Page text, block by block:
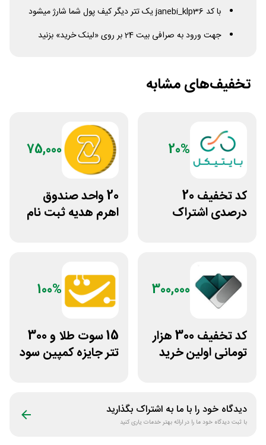
با کد janebi_klp36 یک تتر دیگر کیف پول شما شارژ میشود
جهت ورود به صرافی بیت 24 بر روی «لینک خرید» بزنید
تخفیف‌های مشابه
20%
کد تخفیف 20
درصدی اشتراک
75,000
20 واحد صندوق
اهرم هدیه ثبت نام
300,000
کد تخفیف 300 هزار
تومانی اولین خرید
100%
15 سوت طلا و 300
تتر جایزه کمپین سود
دیدگاه خود را با ما به اشتراک بگذارید
با ثبت دیدگاه خود ما را در ارائه بهتر خدمات یاری کنید